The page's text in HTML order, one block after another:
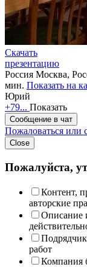
Скачать
презентацию
Россия Москва,
мин. Показать на
Юрий
+79... Показать
Сообщение в чат
Пожаловаться или
Close
Пожалуйста,
Контент,
авторские
Описание
работ
Компания